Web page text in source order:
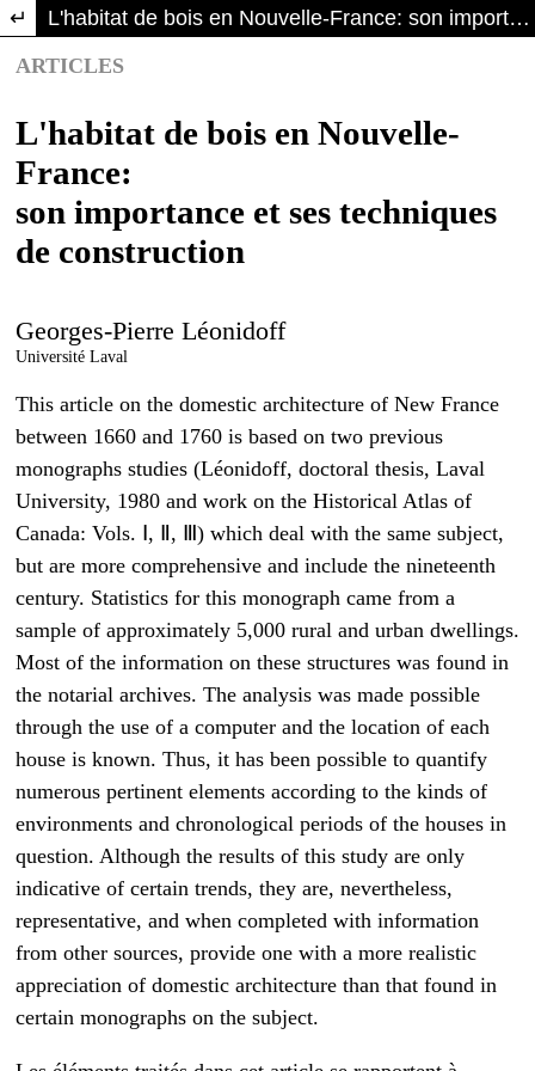
Return to Article Details L'habitat de bois en Nouvelle-France: son importance et ses techniques de construction